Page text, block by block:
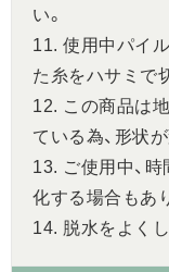
い。
11. 使用中パイ
た糸をハサミで
12. この商品は
ている為、形状
13. ご使用中、
化する場合もあ
14. 脱水をよく